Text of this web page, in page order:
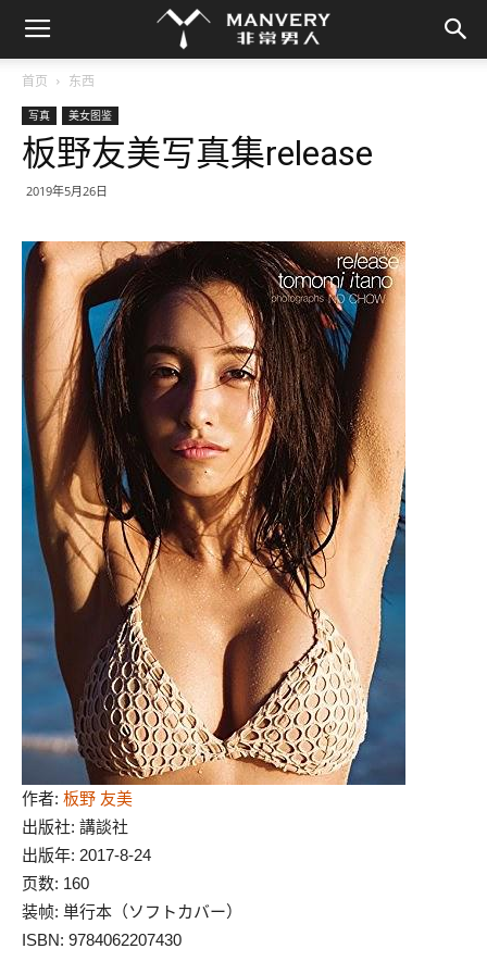
首页 东西
写真 美女图鉴
板野友美写真集release
2019年5月26日
作者: 板野 友美
出版社: 講談社
出版年: 2017-8-24
页数: 160
装帧: 単行本（ソフトカバー）
ISBN: 9784062207430